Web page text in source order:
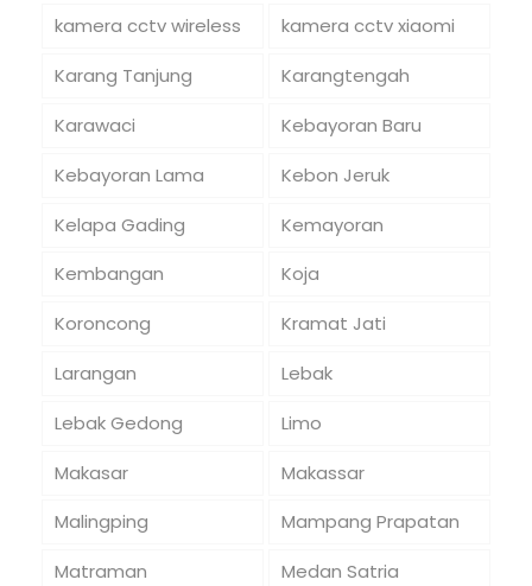
kamera cctv wireless
kamera cctv xiaomi
Karang Tanjung
Karangtengah
Karawaci
Kebayoran Baru
Kebayoran Lama
Kebon Jeruk
Kelapa Gading
Kemayoran
Kembangan
Koja
Koroncong
Kramat Jati
Larangan
Lebak
Lebak Gedong
Limo
Makasar
Makassar
Malingping
Mampang Prapatan
Matraman
Medan Satria